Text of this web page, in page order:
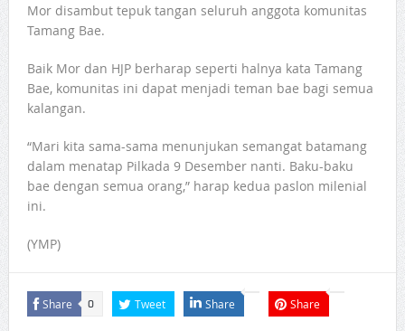
Mor disambut tepuk tangan seluruh anggota komunitas
Tamang Bae.
Baik Mor dan HJP berharap seperti halnya kata Tamang
Bae, komunitas ini dapat menjadi teman bae bagi semua
kalangan.
“Mari kita sama-sama menunjukan semangat batamang
dalam menatap Pilkada 9 Desember nanti. Baku-baku
bae dengan semua orang,” harap kedua paslon milenial
ini.
(YMP)
Share 0 Tweet Share Share